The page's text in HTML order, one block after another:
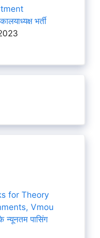
भर्ती
for Theory
Vmou
न्यूनतम पासिंग